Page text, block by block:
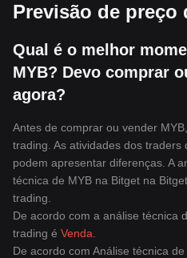
Previsão de preço
Qual é o melhor
MYB? Devo comprar
agora?
Antes de comprar ou vender
trading. As atividades dos
podem apresentar diferenças. A
técnica de MYB na Bitget na
trading.
De acordo com a análise técnica
trading é Venda
De acordo com Análise técnica